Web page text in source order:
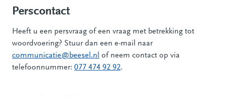
Perscontact
Heeft u een persvraag of een vraag met betrekking tot
woordvoering? Stuur dan een e-mail naar
communicatie@beesel.nl of neem contact op via
telefoonnummer: 077 474 92 92.